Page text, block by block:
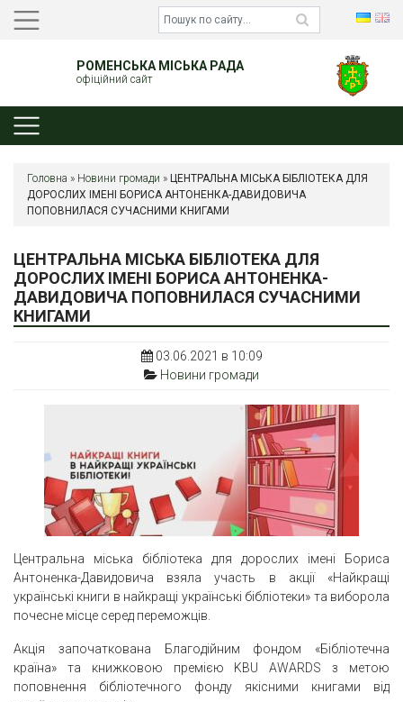
РОМЕНСЬКА МІСЬКА РАДА
офіційний сайт
Головна » Новини громади » ЦЕНТРАЛЬНА МІСЬКА БІБЛІОТЕКА ДЛЯ
ДОРОСЛИХ ІМЕНІ БОРИСА АНТОНЕНКА-ДАВИДОВИЧА
ПОПОВНИЛАСЯ СУЧАСНИМИ КНИГАМИ
ЦЕНТРАЛЬНА МІСЬКА БІБЛІОТЕКА ДЛЯ
ДОРОСЛИХ ІМЕНІ БОРИСА АНТОНЕНКА-
ДАВИДОВИЧА ПОПОВНИЛАСЯ СУЧАСНИМИ
КНИГАМИ
03.06.2021 в 10:09
Новини громади
Центральна міська бібліотека для дорослих імені Бориса
Антоненка-Давидовича взяла участь в акції «Найкращі
українські книги в найкращі українські бібліотеки» та виборола
почесне місце серед переможців.
Акція започаткована Благодійним фондом «Бібліотечна
країна» та книжковою премією KBU AWARDS з метою
поповнення бібліотечного фонду якісними книгами від